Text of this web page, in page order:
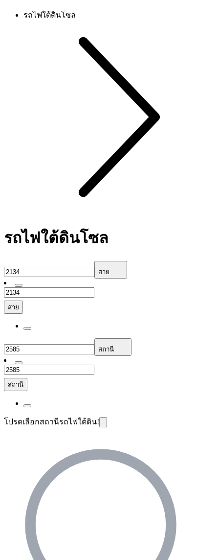
รถไฟใต้ดินโซล
รถไฟใต้ดินโซล
สาย
สาย
สถานี
สถานี
โปรดเลือกสถานีรถไฟใต้ดิน!